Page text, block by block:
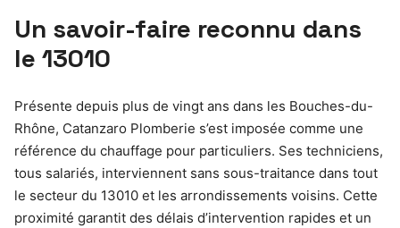
Un savoir-faire reconnu dans
le 13010
Présente depuis plus de vingt ans dans les Bouches-du-
Rhône, Catanzaro Plomberie s’est imposée comme une
référence du chauffage pour particuliers. Ses techniciens,
tous salariés, interviennent sans sous-traitance dans tout
le secteur du 13010 et les arrondissements voisins. Cette
proximité garantit des délais d’intervention rapides et un